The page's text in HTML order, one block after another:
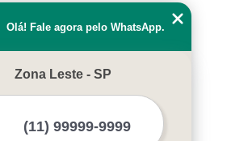
Olá! Fale agora pelo WhatsApp.
Zona Leste - SP